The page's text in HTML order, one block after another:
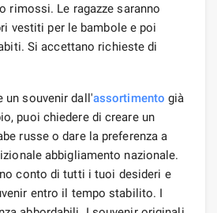
rimossi. Le ragazze saranno
vestiti per le bambole e poi
Si accettano richieste di
un souvenir dall'assortimento già
puoi chiedere di creare un
russe o dare la preferenza a
abbigliamento nazionale.
conto di tutti i tuoi desideri e
entro il tempo stabilito. I